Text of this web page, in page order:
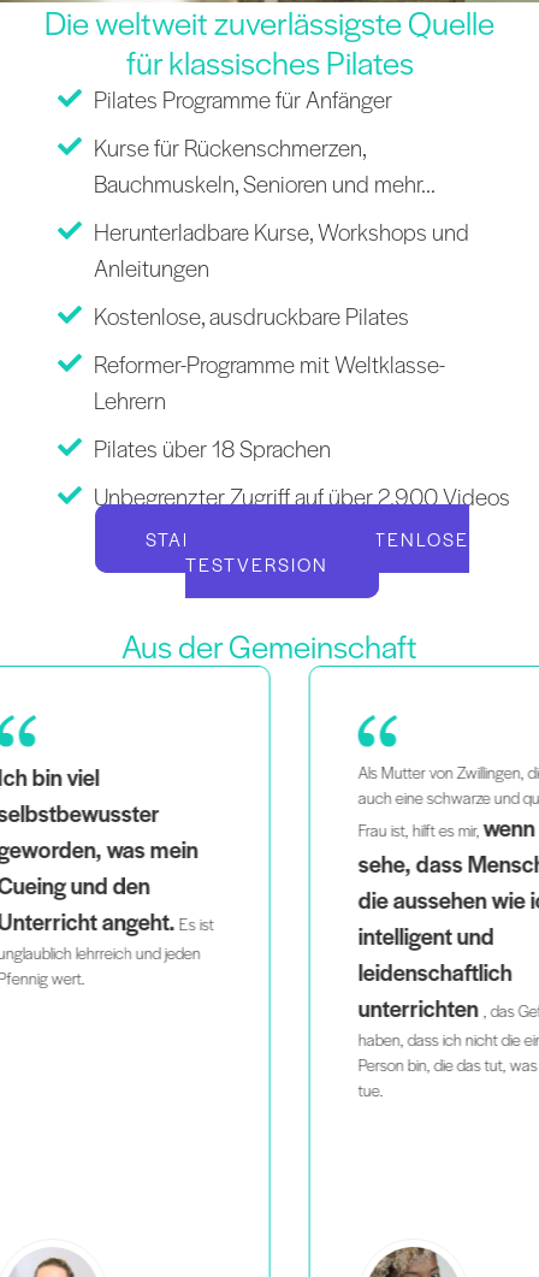
Die weltweit zuverlässigste Quelle
für klassisches Pilates
Pilates Programme für Anfänger
Kurse für Rückenschmerzen,
Bauchmuskeln, Senioren und mehr...
Herunterladbare Kurse, Workshops und
Anleitungen
Kostenlose, ausdruckbare Pilates
Reformer-Programme mit Weltklasse-
Lehrern
Pilates über 18 Sprachen
Unbegrenzter Zugriff auf über 2.900 Videos
STARTEN SIE IHRE KOSTENLOSE
TESTVERSION
Aus der Gemeinschaft
auch eine schwarze und queere
wenn ich
sehe, dass Menschen,
die aussehen wie ich,
intelligent und
leidenschaftlich
, das Gefühl
haben, dass ich nicht die einzige
Person bin, die das tut, was ich